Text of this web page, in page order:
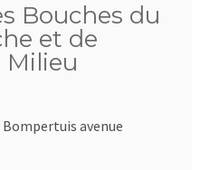
Bouches du
et de
Milieu
avenue